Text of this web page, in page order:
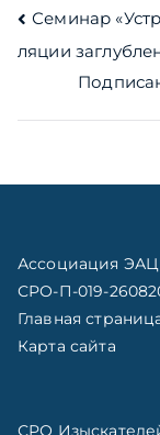
по
Семинар
ляции
Ассоциация
СРО-П-019-
Главная
Карта сайта
СРО